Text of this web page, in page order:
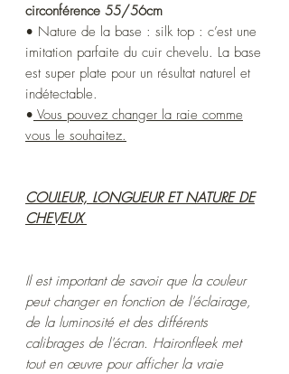
circonférence 55/56cm
• Nature de la base : silk top : c’est une
imitation parfaite du cuir chevelu. La base
est super plate pour un résultat naturel et
indétectable.
• Vous pouvez changer la raie comme
vous le souhaitez.
COULEUR, LONGUEUR ET NATURE DE
CHEVEUX
Il est important de savoir que la couleur
peut changer en fonction de l'éclairage,
de la luminosité et des différents
calibrages de l'écran. Haironfleek met
tout en œuvre pour afficher la vraie